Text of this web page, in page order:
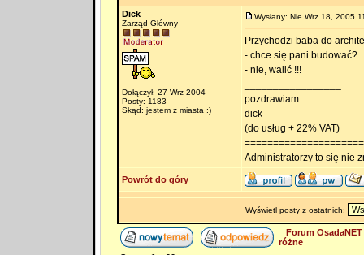
Dick
Zarząd Główny
Dołączył: 27 Wrz 2004
Posty: 1183
Skąd: jestem z miasta :)
Wysłany: Nie Wrz 18, 2005
Przychodzi baba do
- chce się pani budować?
- nie, walić !!!
pozdrawiam
dick
(do usług + 22% VAT)
Administratorzy to się nie
Powrót do góry
Wyświetl posty z ostatnich:
Forum
różne